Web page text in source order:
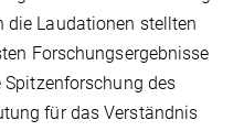
die Laudationen stellten
Forschungsergebnisse
des
für das Verständnis